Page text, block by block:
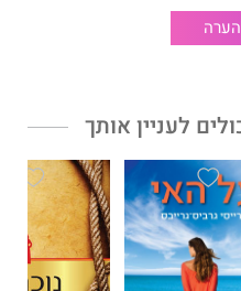
גרהם מור נובר בעובדות שנשכחו
המרגש והמפתיע לעתים של
שנועד לשנות את העולם... מסע
לעניין אותך